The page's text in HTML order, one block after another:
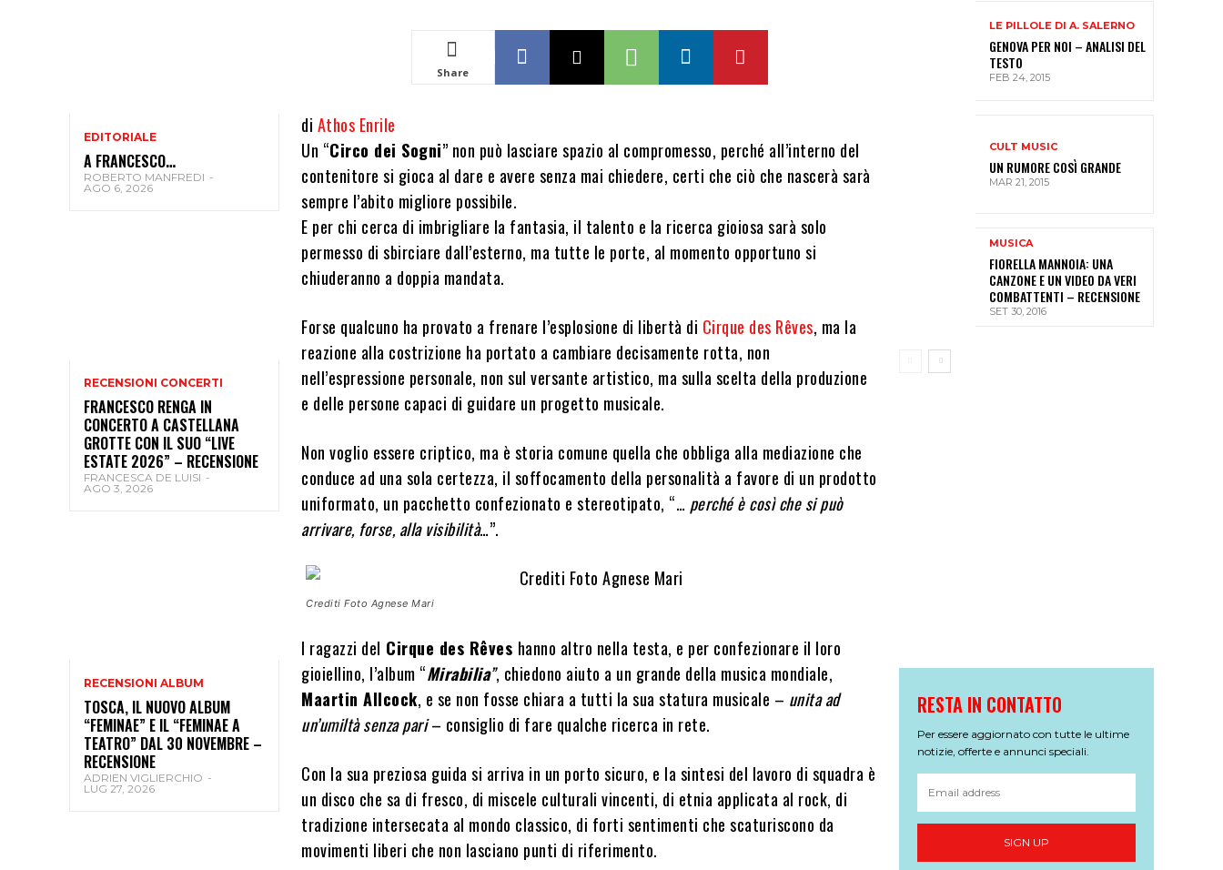
EDITORIALE
A FRANCESCO…
ROBERTO MANFREDI -
AGO 6, 2026
RECENSIONI CONCERTI
FRANCESCO RENGA IN
CONCERTO A CASTELLANA
GROTTE CON IL SUO “LIVE
ESTATE 2026” – RECENSIONE
FRANCESCA DE LUISI -
AGO 3, 2026
RECENSIONI ALBUM
TOSCA, IL NUOVO ALBUM
“FEMINAE” E IL “FEMINAE A
TEATRO” DAL 30 NOVEMBRE –
RECENSIONE
ADRIEN VIGLIERCHIO -
LUG 27, 2026
Share
di Athos Enrile
Un “Circo dei Sogni” non può lasciare spazio al compromesso, perché all’interno del
contenitore si gioca al dare e avere senza mai chiedere, certi che ciò che nascerà sarà
sempre l’abito migliore possibile.
E per chi cerca di imbrigliare la fantasia, il talento e la ricerca gioiosa sarà solo
permesso di sbirciare dall’esterno, ma tutte le porte, al momento opportuno si
chiuderanno a doppia mandata.
Forse qualcuno ha provato a frenare l’esplosione di libertà di Cirque des Rêves, ma la
reazione alla costrizione ha portato a cambiare decisamente rotta, non
nell’espressione personale, non sul versante artistico, ma sulla scelta della produzione
e delle persone capaci di guidare un progetto musicale.
Non voglio essere criptico, ma è storia comune quella che obbliga alla mediazione che
conduce ad una sola certezza, il soffocamento della personalità a favore di un prodotto
uniformato, un pacchetto confezionato e stereotipato, “… perché è così che si può
arrivare, forse, alla visibilità…”.
Crediti Foto Agnese Mari
I ragazzi del Cirque des Rêves hanno altro nella testa, e per confezionare il loro
gioiellino, l’album “Mirabilia”, chiedono aiuto a un grande della musica mondiale,
Maartin Allcock, e se non fosse chiara a tutti la sua statura musicale – unita ad
un’umiltà senza pari– consiglio di fare qualche ricerca in rete.
Con la sua preziosa guida si arriva in un porto sicuro, e la sintesi del lavoro di squadra è
un disco che sa di fresco, di miscele culturali vincenti, di etnia applicata al rock, di
tradizione intersecata al mondo classico, di forti sentimenti che scaturiscono da
movimenti liberi che non lasciano punti di riferimento.
LE PILLOLE DI A. SALERNO
GENOVA PER NOI – ANALISI DEL
TESTO
FEB 24, 2015
CULT MUSIC
UN RUMORE COSÌ GRANDE
MAR 21, 2015
MUSICA
FIORELLA MANNOIA: UNA
CANZONE E UN VIDEO DA VERI
COMBATTENTI – RECENSIONE
SET 30, 2016
RESTA IN CONTATTO
Per essere aggiornato con tutte le ultime
notizie, offerte e annunci speciali.
SIGN UP